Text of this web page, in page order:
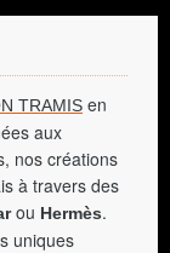
TRAMIS en
aux
nos créations
à travers des
ou Hermès.
uniques